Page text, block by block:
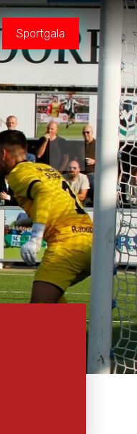
Sportgala